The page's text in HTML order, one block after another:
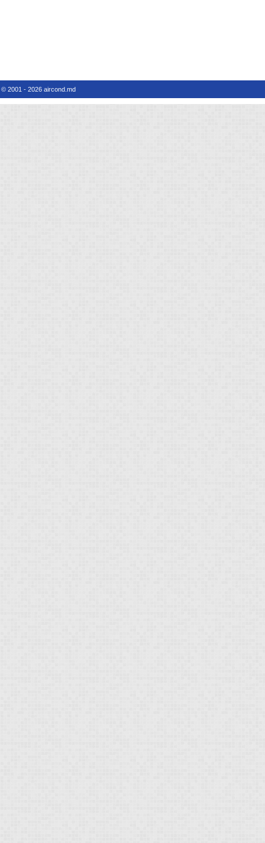
© 2001 - 2026 aircond.md